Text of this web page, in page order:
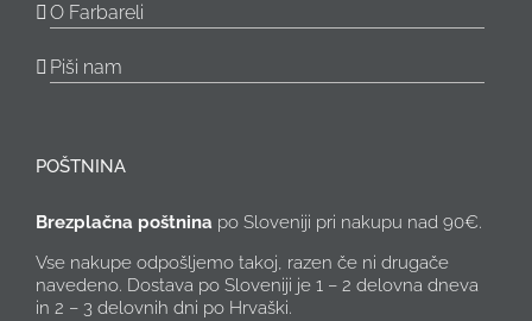
O Farbareli
Piši nam
POŠTNINA
Brezplačna poštnina po Sloveniji pri nakupu nad 90€.
Vse nakupe odpošljemo takoj, razen če ni drugače
navedeno. Dostava po Sloveniji je 1 – 2 delovna dneva
in 2 – 3 delovnih dni po Hrvaški.